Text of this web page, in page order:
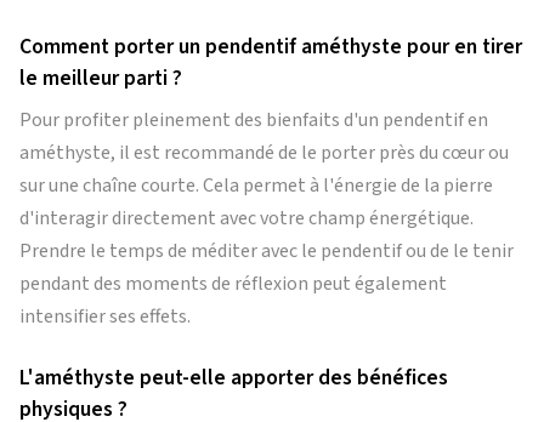
Comment porter un pendentif améthyste pour en tirer
le meilleur parti ?
Pour profiter pleinement des bienfaits d'un pendentif en
améthyste, il est recommandé de le porter près du cœur ou
sur une chaîne courte. Cela permet à l'énergie de la pierre
d'interagir directement avec votre champ énergétique.
Prendre le temps de méditer avec le pendentif ou de le tenir
pendant des moments de réflexion peut également
intensifier ses effets.
L'améthyste peut-elle apporter des bénéfices
physiques ?